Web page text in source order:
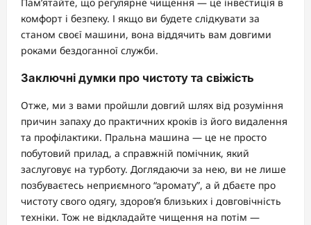
комфорт і безпеку. І якщо ви будете слідкувати за
станом своєї машини, вона віддячить вам довгими
роками бездоганної служби.
Заключні думки про чистоту та свіжість
Отже, ми з вами пройшли довгий шлях від розуміння
причин запаху до практичних кроків із його видалення
та профілактики. Пральна машина — це не просто
побутовий прилад, а справжній помічник, який
заслуговує на турботу. Доглядаючи за нею, ви не лише
позбуваєтесь неприємного “аромату”, а й дбаєте про
чистоту свого одягу, здоров’я близьких і довговічність
техніки. Тож не відкладайте чищення на потім —